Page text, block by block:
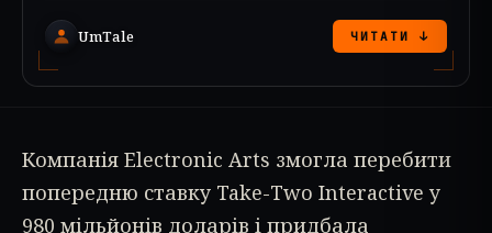
UmTale ЧИТАТИ ↓
Компанія Electronic Arts змогла перебити
попередню ставку Take-Two Interactive у
980 мільйонів доларів і придбала